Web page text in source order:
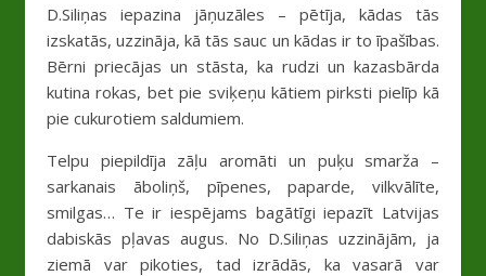
D.Siliņas iepazina jāņuzāles – pētīja, kādas tās
izskatās, uzzināja, kā tās sauc un kādas ir to īpašības.
Bērni priecājas un stāsta, ka rudzi un kazasbārda
kutina rokas, bet pie sviķeņu kātiem pirksti pielīp kā
pie cukurotiem saldumiem.
Telpu piepildīja zāļu aromāti un puķu smarža –
sarkanais āboliņš, pīpenes, paparde, vilkvālīte,
smilgas… Te ir iespējams bagātīgi iepazīt Latvijas
dabiskās pļavas augus. No D.Siliņas uzzinājām, ja
ziemā var pikoties, tad izrādās, ka vasarā var